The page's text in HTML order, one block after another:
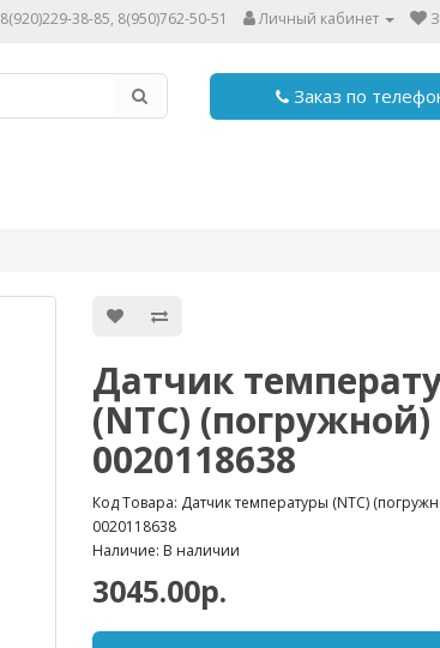
8(920)229-38-85, 8(950)762-50-51 Личный кабинет
Заказ по
Датчик
(NTC) (погружной)
0020118638
Код Товара: Датчик температуры (NTC)
0020118638
Наличие: В наличии
3045.00р.